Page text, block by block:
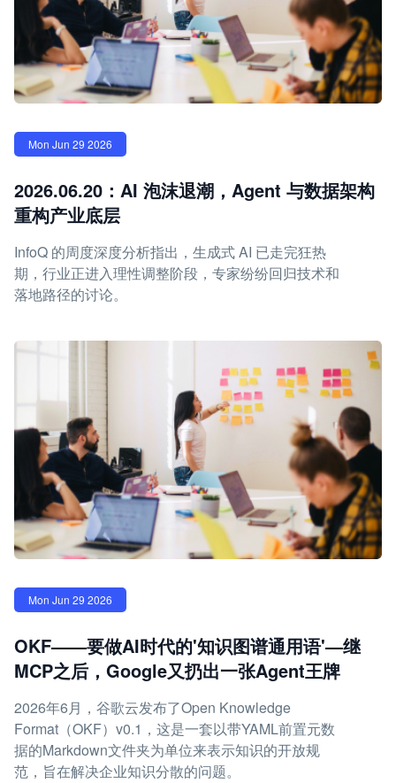
Mon Jun 29 2026
2026.06.20：AI 泡沫退潮，Agent 与数据架构
重构产业底层
InfoQ 的周度深度分析指出，生成式 AI 已走完狂热
期，行业正进入理性调整阶段，专家纷纷回归技术和
落地路径的讨论。
Mon Jun 29 2026
OKF——要做AI时代的'知识图谱通用语'—继
MCP之后，Google又扔出一张Agent王牌
2026年6月，谷歌云发布了Open Knowledge
Format（OKF）v0.1，这是一套以带YAML前置元数
据的Markdown文件夹为单位来表示知识的开放规
范，旨在解决企业知识分散的问题。